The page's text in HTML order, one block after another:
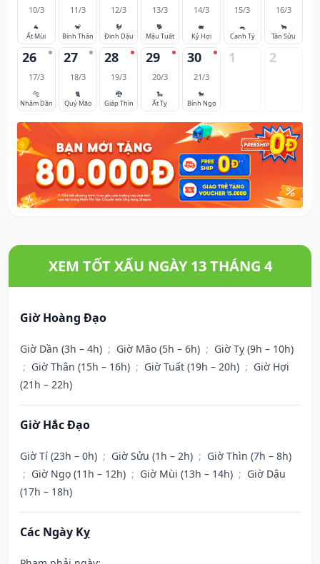
10/3
🐐
Ất Mùi
11/3
🐒
Bính Thân
12/3
🐓
Đinh Dậu
13/3
🐕
Mậu Tuất
14/3
🐖
Kỷ Hợi
15/3
🐀
Canh Tý
16/3
🐂
Tân Sửu
26
17/3
🐅
Nhâm Dần
27
18/3
🐈
Quý Mão
28
19/3
🐉
Giáp Thìn
29
20/3
🐍
Ất Tỵ
30
21/3
🐎
Bính Ngọ
1 2
XEM TỐT XẤU NGÀY 13 THÁNG 4
Giờ Hoàng Đạo
Giờ Dần (3h – 4h) ; Giờ Mão (5h – 6h) ; Giờ Tỵ (9h – 10h)
; Giờ Thân (15h – 16h) ; Giờ Tuất (19h – 20h) ; Giờ Hợi
(21h – 22h)
Giờ Hắc Đạo
Giờ Tí (23h – 0h) ; Giờ Sửu (1h – 2h) ; Giờ Thìn (7h – 8h)
; Giờ Ngọ (11h – 12h) ; Giờ Mùi (13h – 14h) ; Giờ Dậu
(17h – 18h)
Các Ngày Kỵ